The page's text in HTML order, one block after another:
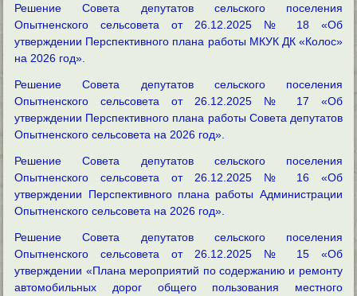
Решение Совета депутатов сельского поселения
Опытненского сельсовета от 26.12.2025 № 18 «Об
утверждении Перспективного плана работы МКУК ДК «Колос»
на 2026 год».
Решение Совета депутатов сельского поселения
Опытненского сельсовета от 26.12.2025 № 17 «Об
утверждении Перспективного плана работы Совета депутатов
Опытненского сельсовета на 2026 год».
Решение Совета депутатов сельского поселения
Опытненского сельсовета от 26.12.2025 № 16 «Об
утверждении Перспективного плана работы Администрации
Опытненского сельсовета на 2026 год».
Решение Совета депутатов сельского поселения
Опытненского сельсовета от 26.12.2025 № 15 «Об
утверждении «Плана мероприятий по содержанию и ремонту
автомобильных дорог общего пользования местного